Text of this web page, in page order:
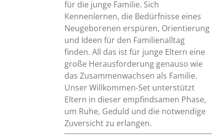
für die junge Familie. Sich
Kennenlernen, die Bedürfnisse eines
Neugeborenen erspüren, Orientierung
und Ideen für den Familienalltag
finden. All das ist für junge Eltern eine
große Herausforderung genauso wie
das Zusammenwachsen als Familie.
Unser Willkommen-Set unterstützt
Eltern in dieser empfindsamen Phase,
um Ruhe, Geduld und die notwendige
Zuversicht zu erlangen.